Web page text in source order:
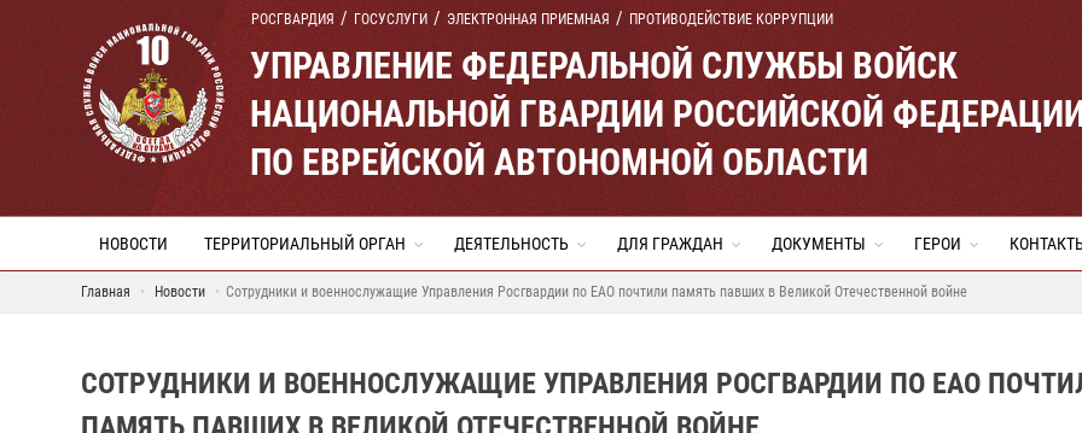
РОСГВАРДИЯ ГОСУСЛУГИ ЭЛЕКТРОННАЯ ПРИЕМНАЯ ПРОТИВОДЕЙСТВИЕ КОРРУПЦИИ
УПРАВЛЕНИЕ ФЕДЕРАЛЬНОЙ СЛУЖБЫ ВОЙСК
НАЦИОНАЛЬНОЙ ГВАРДИИ РОССИЙСКОЙ
ПО ЕВРЕЙСКОЙ АВТОНОМНОЙ ОБЛАСТИ
НОВОСТИ ТЕРРИТОРИАЛЬНЫЙ ОРГАН ДЕЯТЕЛЬНОСТЬ ДЛЯ ГРАЖДАН ДОКУМЕНТЫ ГЕРОИ
Главная Новости Сотрудники и военнослужащие Управления Росгвардии по ЕАО почтили память павших в Великой Отечественной войне
СОТРУДНИКИ И ВОЕННОСЛУЖАЩИЕ УПРАВЛЕНИЯ РОСГВАРДИИ ПО ЕАО